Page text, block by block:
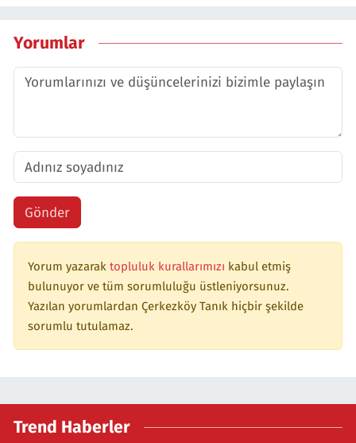
Yorumlar
Gönder
Yorum yazarak topluluk kurallarımızı kabul etmiş
bulunuyor ve tüm sorumluluğu üstleniyorsunuz.
Yazılan yorumlardan Çerkezköy Tanık hiçbir şekilde
sorumlu tutulamaz.
Trend Haberler